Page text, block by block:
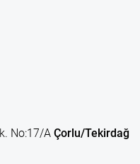
No:17/A Çorlu/Tekirdağ